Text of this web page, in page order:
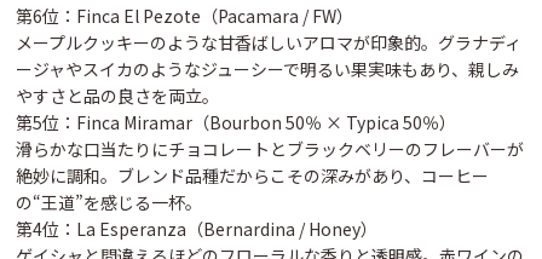
第6位：Finca El Pezote（Pacamara / FW）
メープルクッキーのような甘香ばしいアロマが印象的。グラナディ
ージャやスイカのようなジューシーで明るい果実味もあり、親しみ
やすさと品の良さを両立。
第5位：Finca Miramar（Bourbon 50％ × Typica 50％）
滑らかな口当たりにチョコレートとブラックベリーのフレーバーが
絶妙に調和。ブレンド品種だからこその深みがあり、コーヒー
の“王道”を感じる一杯。
第4位：La Esperanza（Bernardina / Honey）